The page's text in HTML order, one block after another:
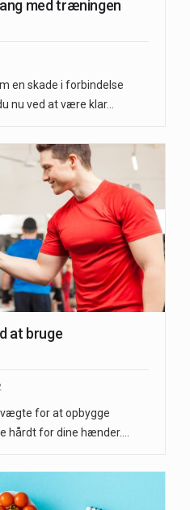
med træningen
en skade i forbindelse
nu ved at være klar…
at bruge
for at opbygge
hårdt for dine hænder.…